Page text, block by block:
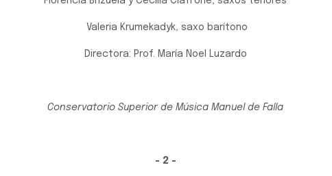
Valeria Krumekadyk, saxo barítono
Directora: Prof. María Noel Luzardo
Conservatorio Superior de Música Manuel de Falla
- 2 -